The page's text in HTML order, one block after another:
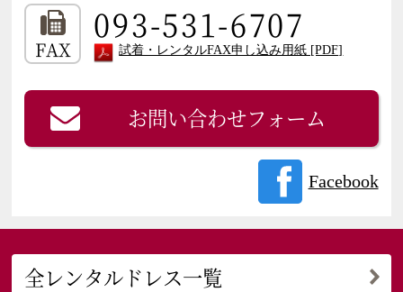
FAX
093-531-6707
試着・レンタルFAX申し込み用紙 [PDF]
お問い合わせフォーム
Facebook
全レンタルドレス一覧